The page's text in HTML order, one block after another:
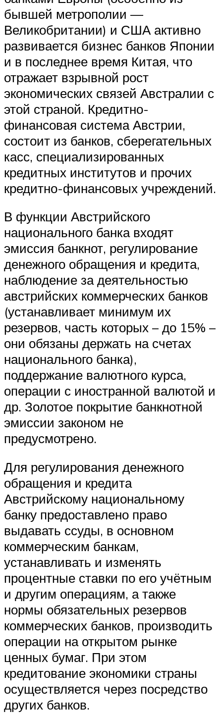
бывшей метрополии —
Великобритании) и США активно
развивается бизнес банков Японии
и в последнее время Китая, что
отражает взрывной рост
экономических связей Австралии с
этой страной. Кредитно-
финансовая система Австрии,
состоит из банков, сберегательных
касс, специализированных
кредитных институтов и прочих
кредитно-финансовых учреждений.
В функции Австрийского
национального банка входят
эмиссия банкнот, регулирование
денежного обращения и кредита,
наблюдение за деятельностью
австрийских коммерческих банков
(устанавливает минимум их
резервов, часть которых – до 15% –
они обязаны держать на счетах
национального банка),
поддержание валютного курса,
операции с иностранной валютой и
др. Золотое покрытие банкнотной
эмиссии законом не
предусмотрено.
Для регулирования денежного
обращения и кредита
Австрийскому национальному
банку предоставлено право
выдавать ссуды, в основном
коммерческим банкам,
устанавливать и изменять
процентные ставки по его учётным
и другим операциям, а также
нормы обязательных резервов
коммерческих банков, производить
операции на открытом рынке
ценных бумаг. При этом
кредитование экономики страны
осуществляется через посредство
других банков.